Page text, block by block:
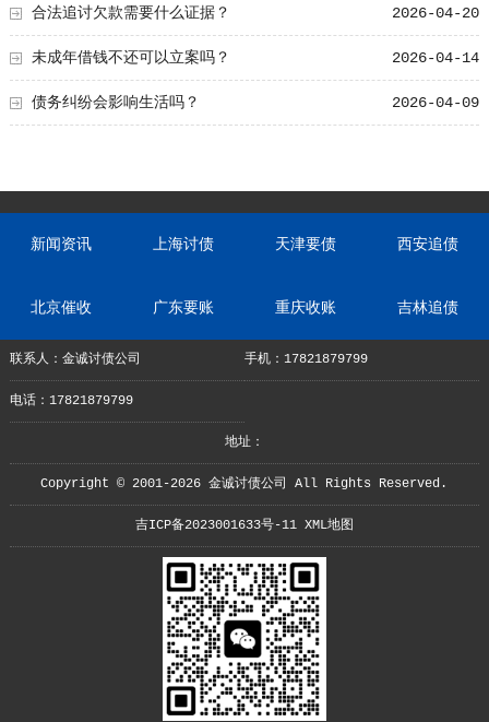
2026-04-20
合法追讨欠款需要什么证据？
2026-04-14
未成年借钱不还可以立案吗？
2026-04-09
债务纠纷会影响生活吗？
新闻资讯 上海讨债 天津要债 西安追债
北京催收 广东要账 重庆收账 吉林追债
联系人：金诚讨债公司 手机：17821879799
电话：17821879799
地址：
Copyright © 2001-2026 金诚讨债公司 All Rights Reserved.
吉ICP备2023001633号-11 XML地图